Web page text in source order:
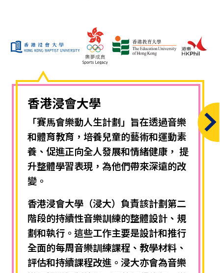
香港浸會大學
「賽馬會樂動人生計劃」旨在透過音樂
和體育教育，培養兒童的藝術和運動素
養、促進正向全人發展和情緒健康， 提
升整體學習表現，為他們帶來深遠的改
變。
香港浸會大學（浸大）負責該計劃第二
階段的持續性音樂訓練的整體設計、規
劃和執行。這些工作主要是設計和推行
全面的每周音樂訓練課程、教學材料、
評估和持續課程改進。浸大亦會為音樂
Next